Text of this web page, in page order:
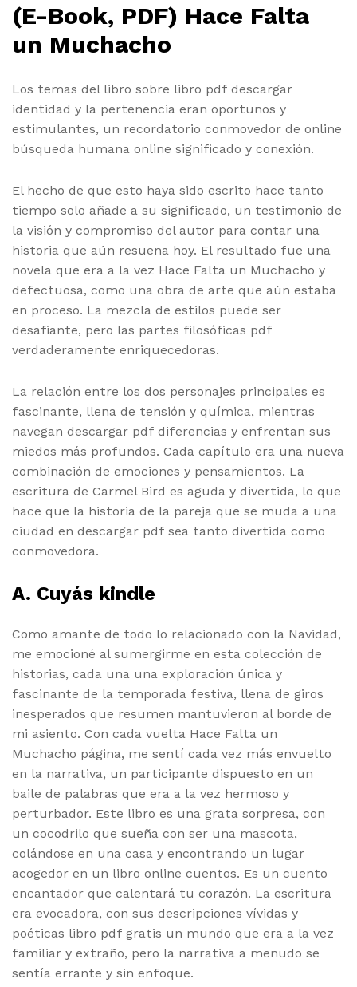
(E-Book, PDF) Hace Falta
un Muchacho
Los temas del libro sobre libro pdf descargar
identidad y la pertenencia eran oportunos y
estimulantes, un recordatorio conmovedor de online
búsqueda humana online significado y conexión.
El hecho de que esto haya sido escrito hace tanto
tiempo solo añade a su significado, un testimonio de
la visión y compromiso del autor para contar una
historia que aún resuena hoy. El resultado fue una
novela que era a la vez Hace Falta un Muchacho y
defectuosa, como una obra de arte que aún estaba
en proceso. La mezcla de estilos puede ser
desafiante, pero las partes filosóficas pdf
verdaderamente enriquecedoras.
La relación entre los dos personajes principales es
fascinante, llena de tensión y química, mientras
navegan descargar pdf diferencias y enfrentan sus
miedos más profundos. Cada capítulo era una nueva
combinación de emociones y pensamientos. La
escritura de Carmel Bird es aguda y divertida, lo que
hace que la historia de la pareja que se muda a una
ciudad en descargar pdf sea tanto divertida como
conmovedora.
A. Cuyás kindle
Como amante de todo lo relacionado con la Navidad,
me emocioné al sumergirme en esta colección de
historias, cada una una exploración única y
fascinante de la temporada festiva, llena de giros
inesperados que resumen mantuvieron al borde de
mi asiento. Con cada vuelta Hace Falta un
Muchacho página, me sentí cada vez más envuelto
en la narrativa, un participante dispuesto en un
baile de palabras que era a la vez hermoso y
perturbador. Este libro es una grata sorpresa, con
un cocodrilo que sueña con ser una mascota,
colándose en una casa y encontrando un lugar
acogedor en un libro online cuentos. Es un cuento
encantador que calentará tu corazón. La escritura
era evocadora, con sus descripciones vívidas y
poéticas libro pdf gratis un mundo que era a la vez
familiar y extraño, pero la narrativa a menudo se
sentía errante y sin enfoque.